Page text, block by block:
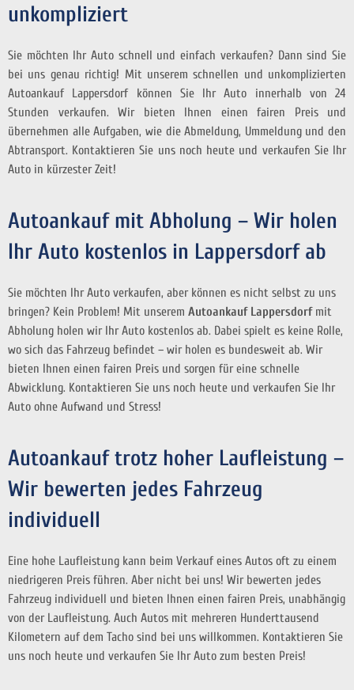
unkompliziert
Sie möchten Ihr Auto schnell und einfach verkaufen? Dann sind Sie
bei uns genau richtig! Mit unserem schnellen und unkomplizierten
Autoankauf Lappersdorf können Sie Ihr Auto innerhalb von 24
Stunden verkaufen. Wir bieten Ihnen einen fairen Preis und
übernehmen alle Aufgaben, wie die Abmeldung, Ummeldung und den
Abtransport. Kontaktieren Sie uns noch heute und verkaufen Sie Ihr
Auto in kürzester Zeit!
Autoankauf mit Abholung – Wir holen
Ihr Auto kostenlos in Lappersdorf ab
Sie möchten Ihr Auto verkaufen, aber können es nicht selbst zu uns
bringen? Kein Problem! Mit unserem Autoankauf Lappersdorfmit
Abholung holen wir Ihr Auto kostenlos ab. Dabei spielt es keine Rolle,
wo sich das Fahrzeug befindet – wir holen es bundesweit ab. Wir
bieten Ihnen einen fairen Preis und sorgen für eine schnelle
Abwicklung. Kontaktieren Sie uns noch heute und verkaufen Sie Ihr
Auto ohne Aufwand und Stress!
Autoankauf trotz hoher Laufleistung –
Wir bewerten jedes Fahrzeug
individuell
Eine hohe Laufleistung kann beim Verkauf eines Autos oft zu einem
niedrigeren Preis führen. Aber nicht bei uns! Wir bewerten jedes
Fahrzeug individuell und bieten Ihnen einen fairen Preis, unabhängig
von der Laufleistung. Auch Autos mit mehreren Hunderttausend
Kilometern auf dem Tacho sind bei uns willkommen. Kontaktieren Sie
uns noch heute und verkaufen Sie Ihr Auto zum besten Preis!